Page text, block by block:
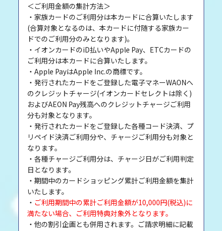
＜ご利用金額の集計方法＞
・家族カードのご利用分は本カードに合算いたします
(合算対象となるのは、本カードに付随する家族カー
ドでのご利用分のみとなります)。
・イオンカードのiD払いやApple Pay、ETCカードの
ご利用分は本カードに合算いたします。
・Apple PayはApple Inc.の商標です。
・発行されたカードをご登録した電子マネーWAONへ
のクレジットチャージ(イオンカードセレクトは除く)
およびAEON Pay残高へのクレジットチャージご利用
分も対象となります。
・発行されたカードをご登録した各種コード決済、プ
リペイド決済ご利用分や、チャージご利用分も対象と
なります。
・各種チャージご利用分は、チャージ日がご利用判定
日となります。
・期間中のカードショッピング累計ご利用金額を集計
いたします。
・ ご利用期間中の累計ご利用金額が10,000円(税込)に
満たない場合、ご利用特典対象外となります。
・他の割引企画とも併用されます。ご請求明細に記載